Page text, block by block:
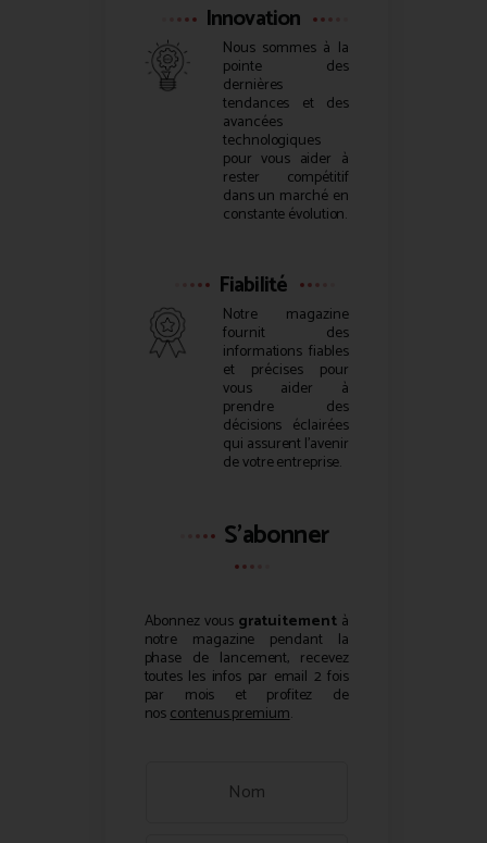
Innovation
Nous sommes à la
pointe des
dernières
tendances et des
avancées
technologiques
pour vous aider à
rester compétitif
dans un marché en
constante évolution.
Fiabilité
Notre magazine
fournit des
informations fiables
et précises pour
vous aider à
prendre des
décisions éclairées
qui assurent l’avenir
de votre entreprise.
S'abonner
Abonnez vous gratuitementà
notre magazine pendant la
phase de lancement, recevez
toutes les infos par email 2 fois
par mois et profitez de
noscontenus premium.